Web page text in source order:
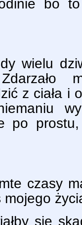
bo to
wielu
z ciała i
po
czasy
mojego
się